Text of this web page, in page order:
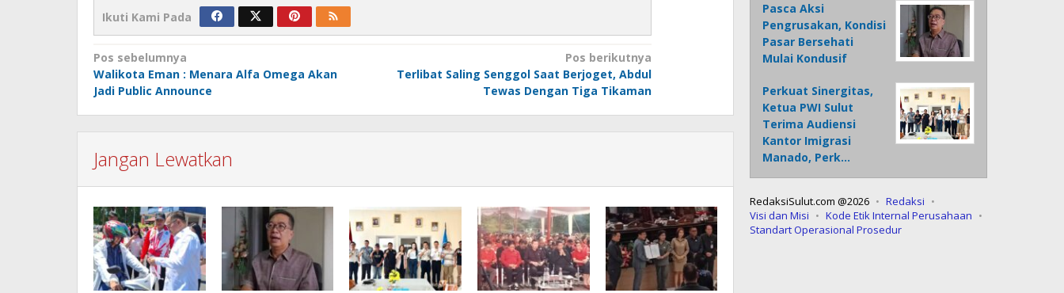
Ikuti Kami Pada
Navigasi
pos
Pos sebelumnya
Walikota Eman : Menara Alfa Omega Akan
Jadi Public Announce
Pos berikutnya
Terlibat Saling Senggol Saat Berjoget, Abdul
Tewas Dengan Tiga Tikaman
Jangan Lewatkan
Pasca Aksi
Pengrusakan, Kondisi
Pasar Bersehati
Mulai Kondusif
Perkuat Sinergitas,
Ketua PWI Sulut
Terima Audiensi
Kantor Imigrasi
Manado, Perk…
RedaksiSulut.com @2026
Redaksi
Visi dan Misi
Kode Etik Internal Perusahaan
Standart Operasional Prosedur